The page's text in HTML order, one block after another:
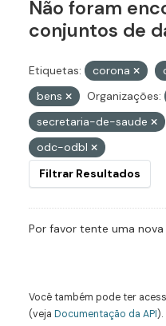
Não foram
conjuntos de
Etiquetas: corona
bens
Organizações:
secretaria-de-saude
odc-odbl
Filtrar Resultados
Por favor tente uma nova
Você também pode ter
(veja Documentação da API).